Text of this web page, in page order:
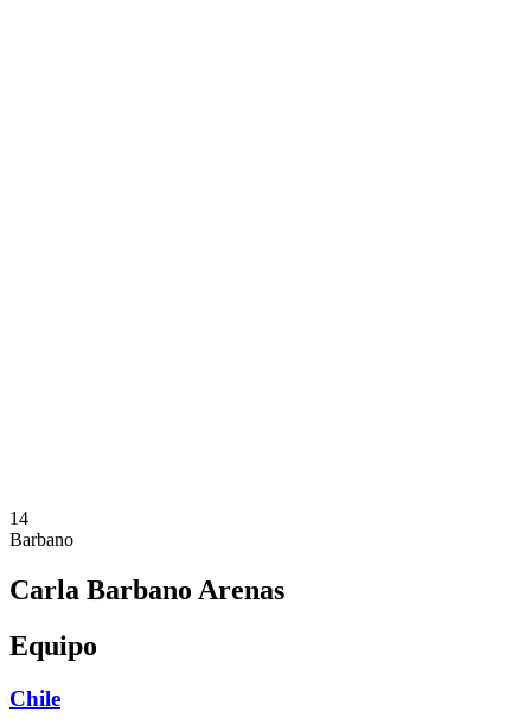
14
Barbano
Carla Barbano Arenas
Equipo
Chile